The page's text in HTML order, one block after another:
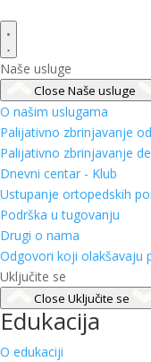
Naše usluge
Close Naše usluge
O našim uslugama
Palijativno zbrinjavanje
Palijativno zbrinjavanje
Dnevni centar - Klub
Ustupanje ortopedskih
Podrška u tugovanju
Drugi o nama
Odgovori koji olakšavaju
Uključite se
Close Uključite se
Edukacija
O edukaciji